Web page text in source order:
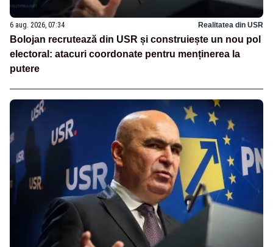
6 aug. 2026, 07:34 Realitatea din USR
Bolojan recrutează din USR și construiește un nou pol
electoral: atacuri coordonate pentru menținerea la
putere